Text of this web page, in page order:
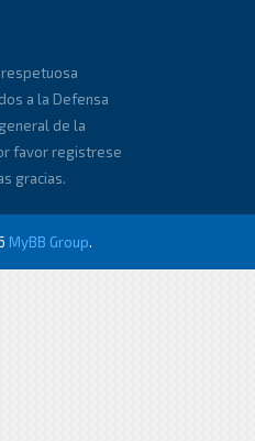
a la Defensa
de la
favor registrese
gracias.
MyBB Group.